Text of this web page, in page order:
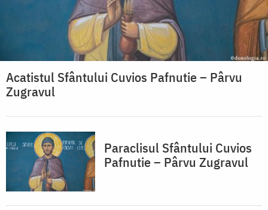
Acatistul Sfântului Cuvios Pafnutie – Pârvu
Zugravul
Paraclisul Sfântului Cuvios
Pafnutie – Pârvu Zugravul